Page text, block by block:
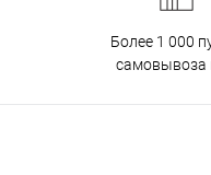
Более 1 000
самовывоза